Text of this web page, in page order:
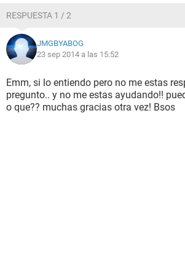
RESPUESTA 1 / 2
JMGBYABOG
23 sep 2014 a las 15:52
Emm, si lo entiendo pero no me estas
pregunto.. y no me estas ayudando!!
o que?? muchas gracias otra vez! Bsos